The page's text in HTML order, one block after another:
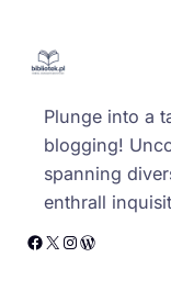
Plunge into a
blogging!
spanning
enthrall
Facebook X Instagram WordPress